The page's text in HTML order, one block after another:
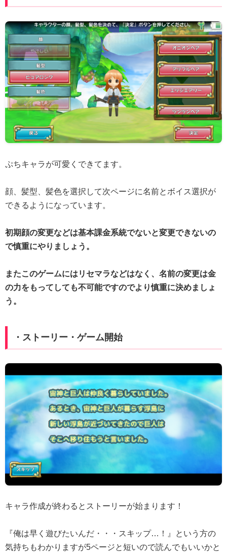
ぷちキャラが可愛くできてます。
顔、髪型、髪色を選択して次ページに名前とボイス選択が
できるようになっています。
初期顔の変更などは基本課金系統でないと変更できないの
で慎重にやりましょう。
またこのゲームにはリセマラなどはなく、名前の変更は金
の力をもってしても不可能ですのでより慎重に決めましょ
う。
・ストーリー・ゲーム開始
キャラ作成が終わるとストーリーが始まります！
『俺は早く遊びたいんだ・・・スキップ…！』という方の
気持ちもわかりますが5ページと短いので読んでもいいかと